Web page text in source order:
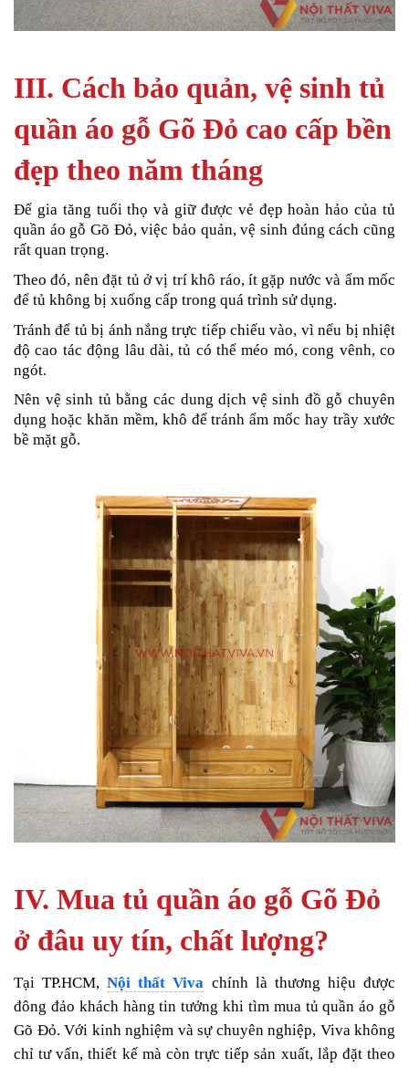
III. Cách bảo quản, vệ sinh tủ
quần áo gỗ Gõ Đỏ cao cấp bền
đẹp theo năm tháng
Để gia tăng tuổi thọ và giữ được vẻ đẹp hoàn hảo của tủ
quần áo gỗ Gõ Đỏ, việc bảo quản, vệ sinh đúng cách cũng
rất quan trọng.
Theo đó, nên đặt tủ ở vị trí khô ráo, ít gặp nước và ẩm mốc
để tủ không bị xuống cấp trong quá trình sử dụng.
Tránh để tủ bị ánh nắng trực tiếp chiếu vào, vì nếu bị nhiệt
độ cao tác động lâu dài, tủ có thể méo mó, cong vênh, co
ngót.
Nên vệ sinh tủ bằng các dung dịch vệ sinh đồ gỗ chuyên
dụng hoặc khăn mềm, khô để tránh ẩm mốc hay trầy xước
bề mặt gỗ.
IV. Mua tủ quần áo gỗ Gõ Đỏ
ở đâu uy tín, chất lượng?
Tại TP.HCM,Nội thất Viva chính là thương hiệu được
đông đảo khách hàng tin tưởng khi tìm mua tủ quần áo gỗ
Gõ Đỏ. Với kinh nghiệm và sự chuyên nghiệp, Viva không
chỉ tư vấn, thiết kế mà còn trực tiếp sản xuất, lắp đặt theo